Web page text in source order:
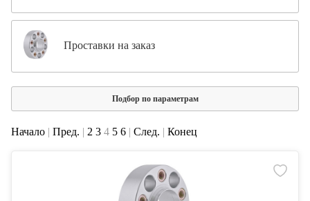
Проставки на заказ
Подбор по параметрам
Начало | Пред. | 2 3 4 5 6 | След. | Конец